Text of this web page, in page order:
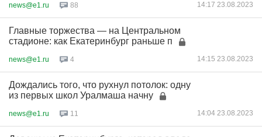
news@e1.ru 88 14:17 23.08.2023
Главные торжества — на Центральном
стадионе: как Екатеринбург раньше п
news@e1.ru 4 14:15 23.08.2023
Дождались того, что рухнул потолок: одну
из первых школ Уралмаша начну
news@e1.ru 11 14:04 23.08.2023